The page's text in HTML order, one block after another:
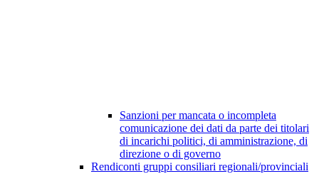
Sanzioni per mancata o incompleta
comunicazione dei dati da parte dei titolari
di incarichi politici, di amministrazione, di
direzione o di governo
Rendiconti gruppi consiliari regionali/provinciali